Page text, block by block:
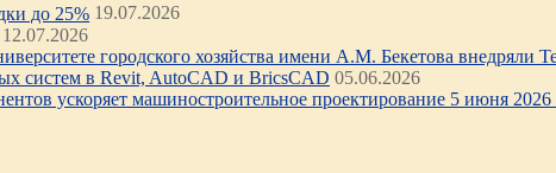
до 25% 19.07.2026
12.07.2026
городского хозяйства имени А.М. Бекетова внедряли
систем в Revit, AutoCAD и BricsCAD 05.06.2026
ускоряет машиностроительное проектирование 5 июня 2026